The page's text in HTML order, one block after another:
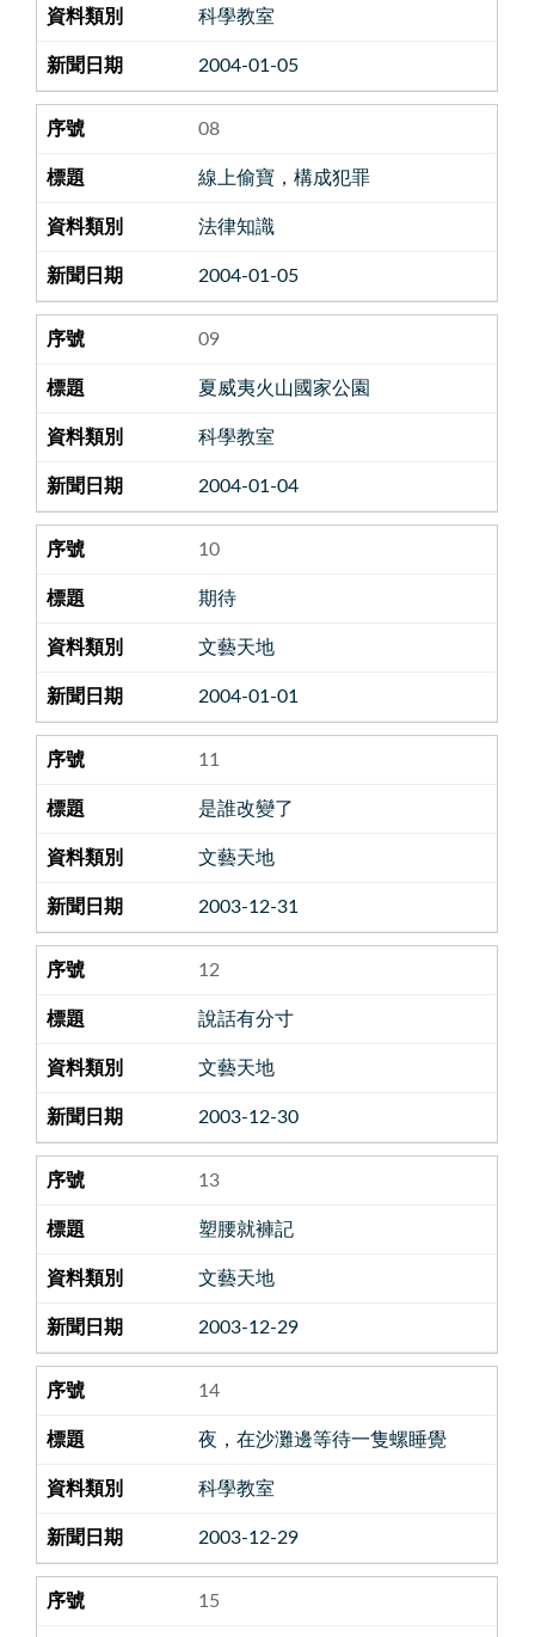
科學教室
2004-01-05
08
線上偷寶，構成犯罪
法律知識
2004-01-05
09
夏威夷火山國家公園
科學教室
2004-01-04
10
期待
文藝天地
2004-01-01
11
是誰改變了
文藝天地
2003-12-31
12
說話有分寸
文藝天地
2003-12-30
13
塑腰就褲記
文藝天地
2003-12-29
14
夜，在沙灘邊等待一隻螺睡覺
科學教室
2003-12-29
15